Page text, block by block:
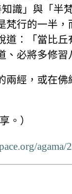
識」與「半
梵行的一半
道：「當比
、必將多修習
兩經，或在
。）